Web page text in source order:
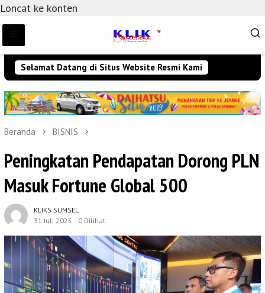
Loncat ke konten
Selamat Datang di Situs Website Resmi Kami
Beranda BISNIS
Peningkatan Pendapatan Dorong PLN
Masuk Fortune Global 500
KLIKS SUMSEL
31 Juli 2025
0 Dilihat